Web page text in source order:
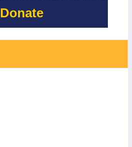
Donate